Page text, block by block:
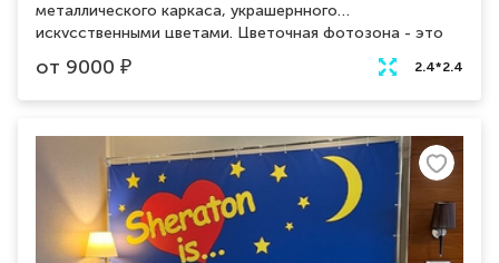
металлического каркаса, украшернного
искусственными цветами. Цветочная фотозона - это
декорация, которая используется для создания
красивых фотографий на мероприятиях, таких как дни
рождения, свадьбы и другие праздники. Данный
будет привлекать взгляды ваших гостей.
от 9000 ₽ 2.4*2.4